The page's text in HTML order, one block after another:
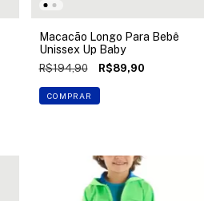
Macacão Longo Para Bebê
Unissex Up Baby
R$194,90 R$89,90
COMPRAR